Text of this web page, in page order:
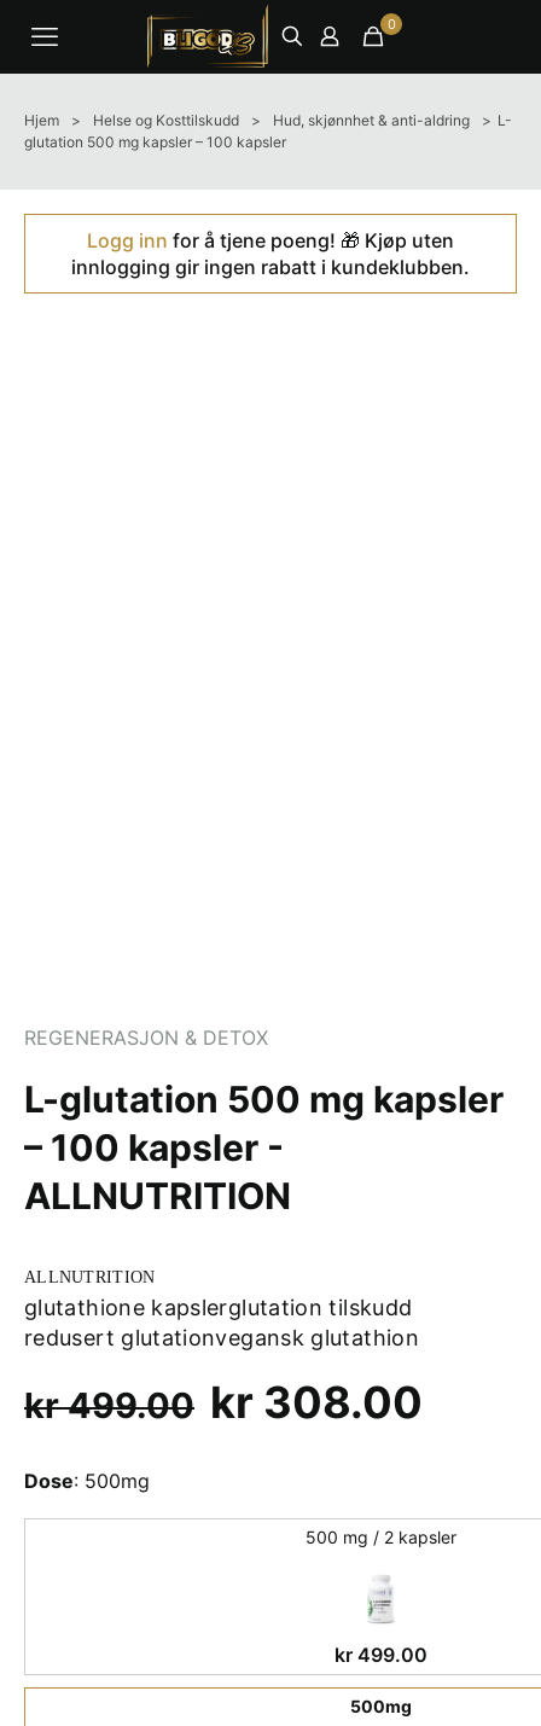
0
Hjem > Helse og Kosttilskudd > Hud, skjønnhet & anti-aldring > L-
glutation 500 mg kapsler – 100 kapsler
Logg inn for å tjene poeng! 🎁 Kjøp uten
innlogging gir ingen rabatt i kundeklubben.
REGENERASJON & DETOX
L-glutation 500 mg kapsler
– 100 kapsler -
ALLNUTRITION
ALLNUTRITION
glutathione kapslerglutation tilskudd
redusert glutationvegansk glutathion
kr499.00 Opprinnelig
kr 499.00.
kr 308.00
kr
Dose: 500mg
500 mg / 2 kapsler
kr499.00
500mg